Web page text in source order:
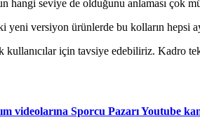
hangi seviye de olduğunu anlaması çok
versiyon ürünlerde bu kolların hepsi
için tavsiye edebiliriz. Kadro
videolarına Sporcu Pazarı Youtube